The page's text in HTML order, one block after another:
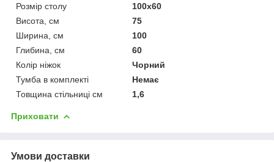
Розмір столу
100х60
Висота, см
75
Ширина, см
100
Глибина, см
60
Колір ніжок
Чорний
Тумба в комплекті
Немає
Товщина стільниці см
1,6
Приховати
Умови доставки